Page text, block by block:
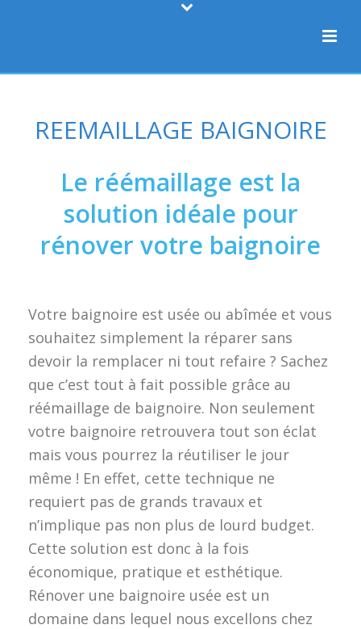
REEMAILLAGE BAIGNOIRE
Le réémaillage est la
solution idéale pour
rénover votre baignoire
Votre baignoire est usée ou abîmée et vous
souhaitez simplement la réparer sans
devoir la remplacer ni tout refaire ? Sachez
que c’est tout à fait possible grâce au
réémaillage de baignoire. Non seulement
votre baignoire retrouvera tout son éclat
mais vous pourrez la réutiliser le jour
même ! En effet, cette technique ne
requiert pas de grands travaux et
n’implique pas non plus de lourd budget.
Cette solution est donc à la fois
économique, pratique et esthétique.
Rénover une baignoire usée est un
domaine dans lequel nous excellons chez